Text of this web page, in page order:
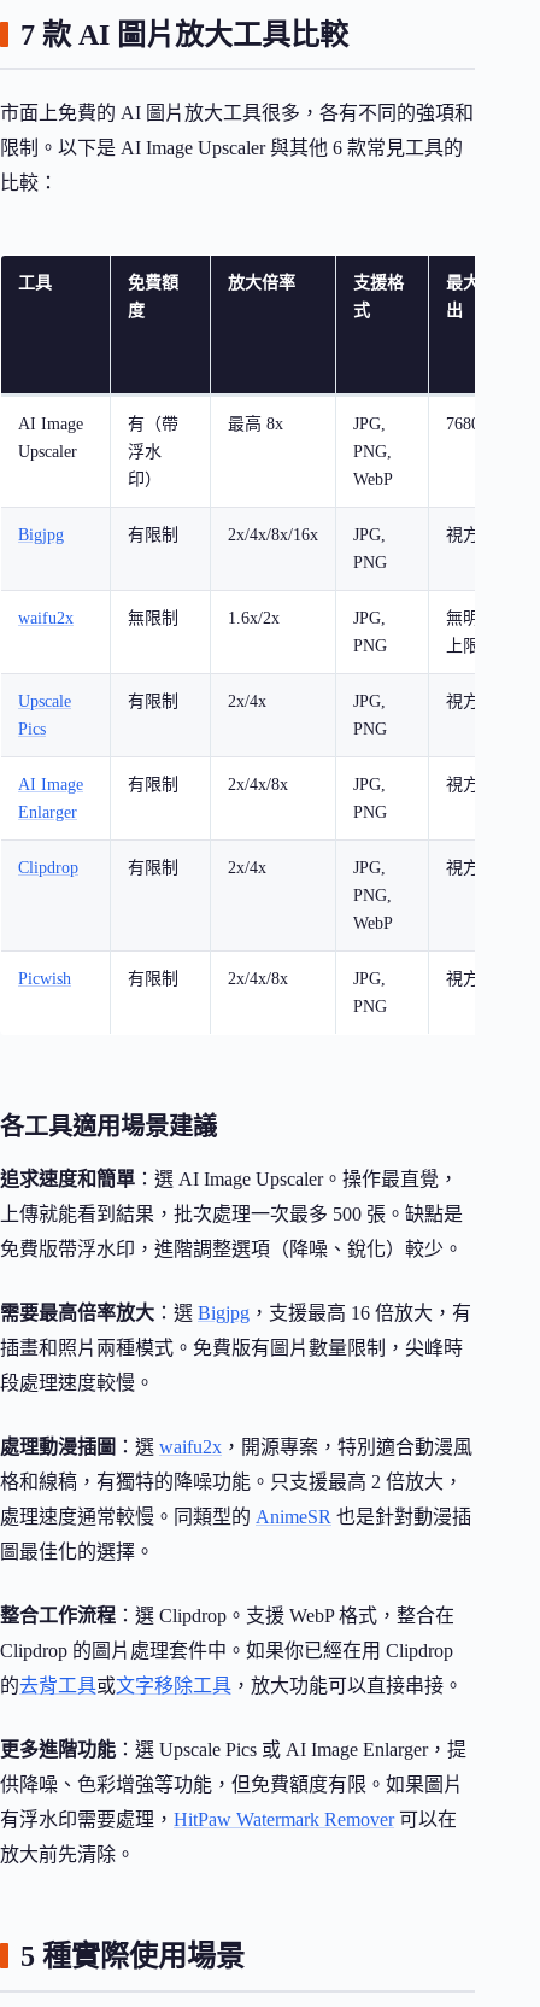
7 款 AI 圖片放大工具比較
市面上免費的 AI 圖片放大工具很多，各有不同的強項和
限制。以下是 AI Image Upscaler 與其他 6 款常見工具的
比較：
工具
免費額
度
放大倍率
支援格
式
最大輸
出
AI Image
Upscaler
有（帶
浮水
印）
最高 8x
JPG,
PNG,
WebP
7680px
Bigjpg 有限制 2x/4x/8x/16x
JPG,
PNG
視方案
waifu2x 無限制 1.6x/2x
JPG,
PNG
無明確
上限
Upscale
Pics
有限制 2x/4x
JPG,
PNG
視方案
AI Image
Enlarger
有限制 2x/4x/8x
JPG,
PNG
視方案
Clipdrop 有限制 2x/4x
JPG,
PNG,
WebP
視方案
Picwish 有限制 2x/4x/8x
JPG,
PNG
視方案
各工具適用場景建議
追求速度和簡單 ：選 AI Image Upscaler。操作最直覺，
上傳就能看到結果，批次處理一次最多 500 張。缺點是
免費版帶浮水印，進階調整選項（降噪、銳化）較少。
需要最高倍率放大 ：選 Bigjpg ，支援最高 16 倍放大，有
插畫和照片兩種模式。免費版有圖片數量限制，尖峰時
段處理速度較慢。
處理動漫插圖 ：選 waifu2x ，開源專案，特別適合動漫風
格和線稿，有獨特的降噪功能。只支援最高 2 倍放大，
處理速度通常較慢。同類型的 AnimeSR 也是針對動漫插
圖最佳化的選擇。
整合工作流程 ：選 Clipdrop。支援 WebP 格式，整合在
Clipdrop 的圖片處理套件中。如果你已經在用 Clipdrop
的去背工具或文字移除工具 ，放大功能可以直接串接。
更多進階功能 ：選 Upscale Pics 或 AI Image Enlarger，提
供降噪、色彩增強等功能，但免費額度有限。如果圖片
有浮水印需要處理， HitPaw Watermark Remover可以在
放大前先清除。
5 種實際使用場景